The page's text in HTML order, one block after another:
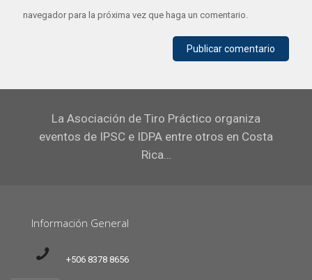
navegador para la próxima vez que haga un comentario.
La Asociación de Tiro Práctico organiza
eventos de IPSC e IDPA entre otros en Costa
Rica…
Información General
+506 8378 8656